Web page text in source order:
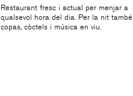
Restaurant fresc i actual per menjar a
qualsevol hora del dia. Per la nit també
copas, còctels i música en viu.